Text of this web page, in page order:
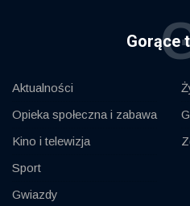
Gorące
Aktualności
Opieka społeczna i zabawa
Kino i telewizja
Sport
Gwiazdy